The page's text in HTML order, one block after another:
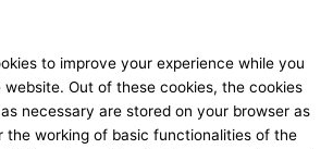
to improve your experience while you
Out of these cookies, the cookies
necessary are stored on your browser as
the working of basic functionalities of the